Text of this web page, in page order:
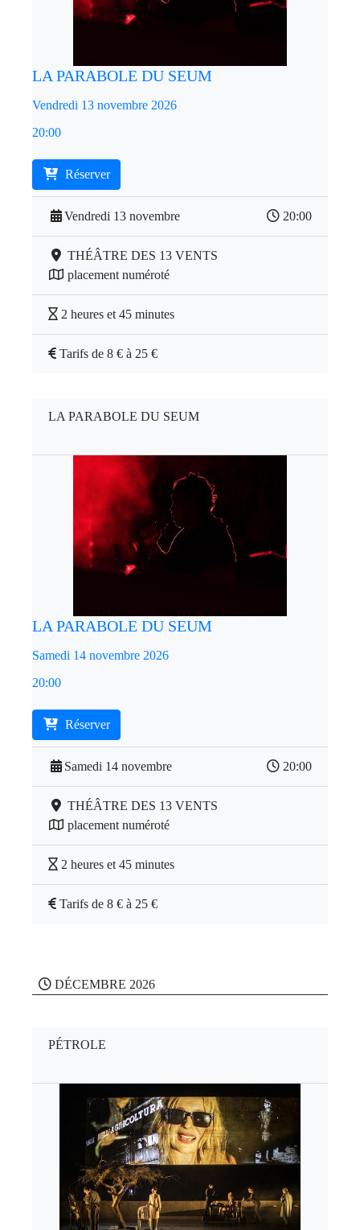
LA PARABOLE DU SEUM
Vendredi 13 novembre 2026
20:00
Réserver
Vendredi 13 novembre 20:00
THÉÂTRE DES 13 VENTS
placement numéroté
2 heures et 45 minutes
Tarifs de 8 € à 25 €
LA PARABOLE DU SEUM
LA PARABOLE DU SEUM
Samedi 14 novembre 2026
20:00
Réserver
Samedi 14 novembre 20:00
THÉÂTRE DES 13 VENTS
placement numéroté
2 heures et 45 minutes
Tarifs de 8 € à 25 €
DÉCEMBRE 2026
PÉTROLE